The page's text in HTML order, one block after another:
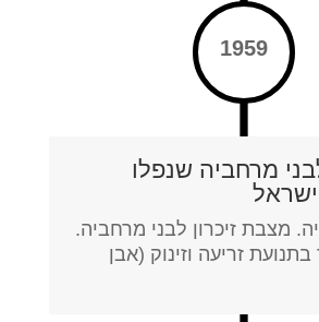
1959
מרחביה שנפלו
מצבת זיכרון לבני מרחביה.
זריעה וזינוק (אבן